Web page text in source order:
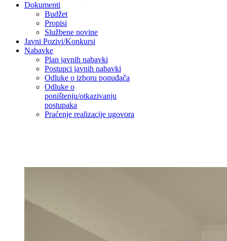
Dokumenti
Budžet
Propisi
Službene novine
Javni Pozivi/Konkursi
Nabavke
Plan javnih nabavki
Postupci javnih nabavki
Odluke o izboru ponuđača
Odluke o
poništenju/otkazivanju
postupaka
Praćenje realizacije ugovora